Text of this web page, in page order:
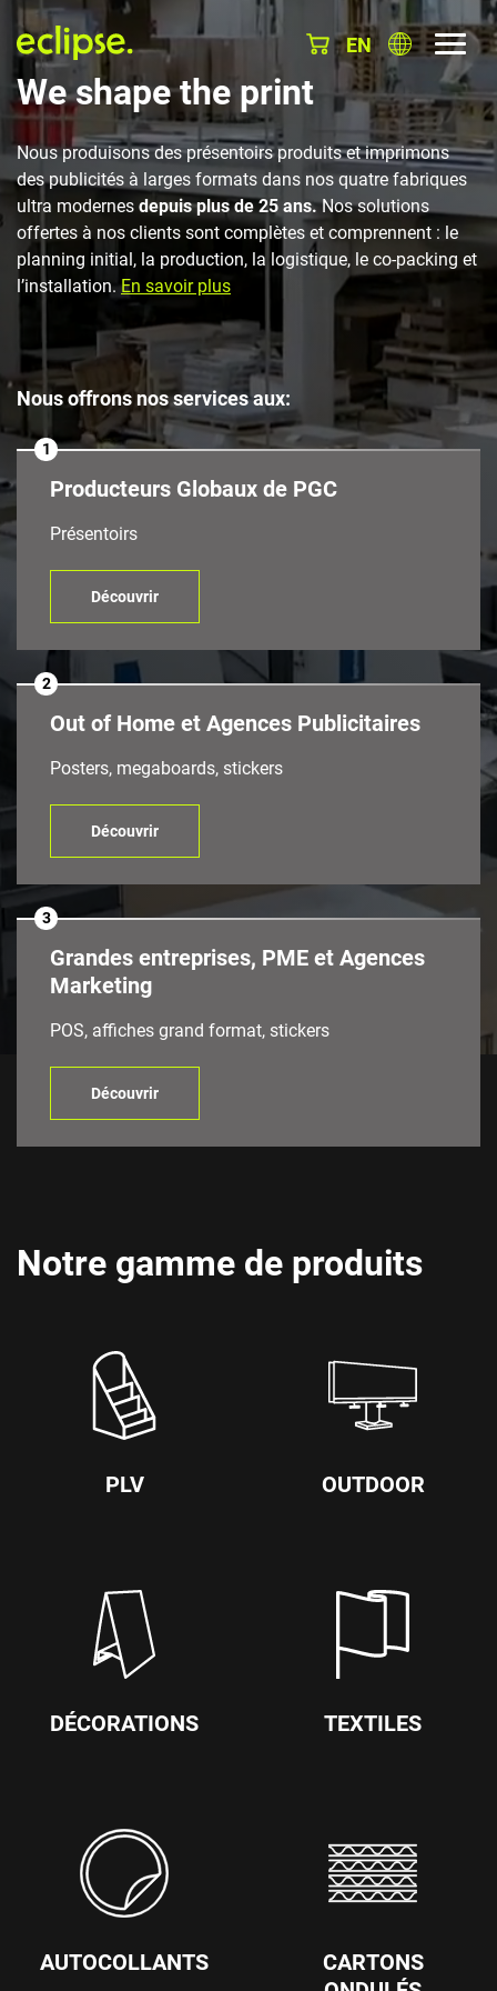
EN
We shape the print
Nous produisons des présentoirs produits et imprimons
des publicités à larges formats dans nos quatre fabriques
ultra modernes depuis plus de 25 ans.Nos solutions
offertes à nos clients sont complètes et comprennent : le
planning initial, la production, la logistique, le co-packing et
l’installation.En savoir plus
Nous offrons nos services aux:
1
Producteurs Globaux de PGC
Présentoirs
Découvrir
2
Out of Home et Agences Publicitaires
Posters, megaboards, stickers
Découvrir
3
Grandes entreprises, PME et Agences
Marketing
POS, affiches grand format, stickers
Découvrir
Notre gamme de produits
PLV OUTDOOR
DÉCORATIONS TEXTILES
AUTOCOLLANTS
CARTONS